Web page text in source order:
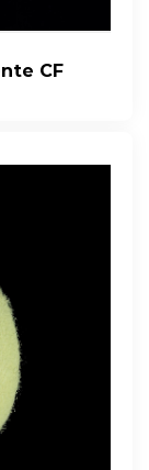
CF